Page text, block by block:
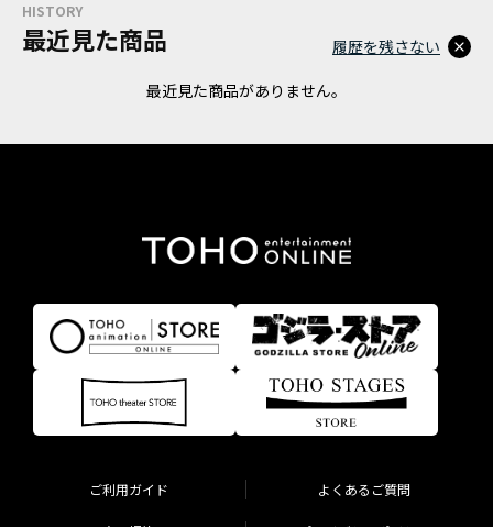
HISTORY
最近見た商品
最近見た商品がありません。
履歴を残さない
ご利用ガイド よくあるご質問